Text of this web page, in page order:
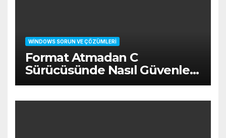
WINDOWS SORUN VE ÇÖZÜMLERI
Format Atmadan C
Sürücüsünde Nasıl Güvenle
Yer Açılır?